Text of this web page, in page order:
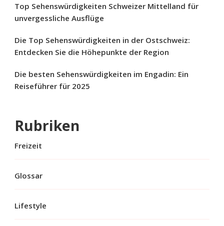
Top Sehenswürdigkeiten Schweizer Mittelland für
unvergessliche Ausflüge
Die Top Sehenswürdigkeiten in der Ostschweiz:
Entdecken Sie die Höhepunkte der Region
Die besten Sehenswürdigkeiten im Engadin: Ein
Reiseführer für 2025
Rubriken
Freizeit
Glossar
Lifestyle